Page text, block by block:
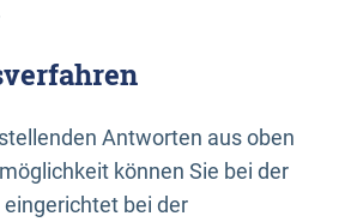
Antworten aus oben
können Sie bei der
bei der